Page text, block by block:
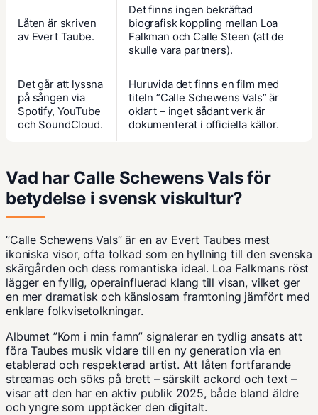
Låten är skriven
av Evert Taube.
Det finns ingen bekräftad
biografisk koppling mellan Loa
Falkman och Calle Steen (att de
skulle vara partners).
Det går att lyssna
på sången via
Spotify, YouTube
och SoundCloud.
Huruvida det finns en film med
titeln ”Calle Schewens Vals” är
oklart – inget sådant verk är
dokumenterat i officiella källor.
Vad har Calle Schewens Vals för
betydelse i svensk viskultur?
”Calle Schewens Vals” är en av Evert Taubes mest
ikoniska visor, ofta tolkad som en hyllning till den svenska
skärgården och dess romantiska ideal. Loa Falkmans röst
lägger en fyllig, operainfluerad klang till visan, vilket ger
en mer dramatisk och känslosam framtoning jämfört med
enklare folkvisetolkningar.
Albumet ”Kom i min famn” signalerar en tydlig ansats att
föra Taubes musik vidare till en ny generation via en
etablerad och respekterad artist. Att låten fortfarande
streamas och söks på brett – särskilt ackord och text –
visar att den har en aktiv publik 2025, både bland äldre
och yngre som upptäcker den digitalt.